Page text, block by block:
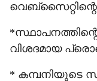
വിശദമായ
* കമ്പനിയുടെ